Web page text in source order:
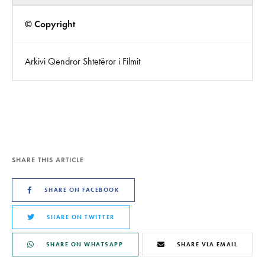
© Copyright
Arkivi Qendror Shtetëror i Filmit
SHARE THIS ARTICLE
SHARE ON FACEBOOK
SHARE ON TWITTER
SHARE ON WHATSAPP SHARE VIA EMAIL